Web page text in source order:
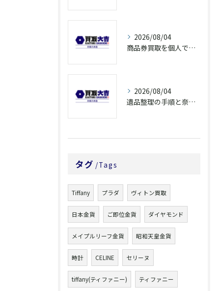
2026/08/04
商品券買取を個人で利用する際の奈良県橿原市で知っておきたい高換金ポイント
2026/08/04
遺品整理の手順と奈良県橿原市で無駄なく片付ける方法とごみ処分ポイント
タグ Tags
Tiffany プラダ ヴィトン買取
日本金貨 ご即位金貨 ダイヤモンド
メイプルリーフ金貨 昭和天皇金貨
時計 CELINE セリーヌ
tiffany(ティファニー) ティファニー